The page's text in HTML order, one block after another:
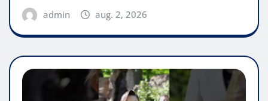
admin aug. 2, 2026